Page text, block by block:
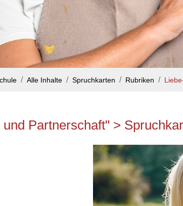
Alle Inhalte Spruchkarten Rubriken
und Partnerschaft" >